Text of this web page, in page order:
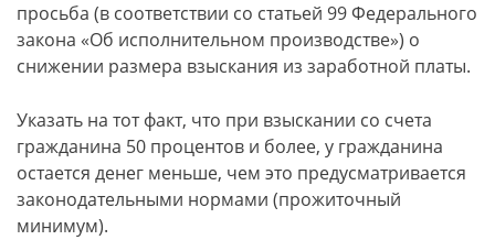
просьба (в соответствии со статьей 99 Федерального
закона «Об исполнительном производстве») о
снижении размера взыскания из заработной платы.
Указать на тот факт, что при взыскании со счета
гражданина 50 процентов и более, у гражданина
остается денег меньше, чем это предусматривается
законодательными нормами (прожиточный
минимум).